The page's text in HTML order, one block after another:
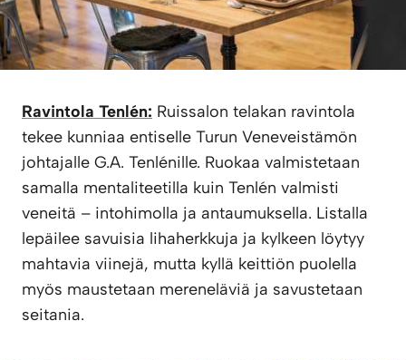
Ravintola Tenlén: Ruissalon telakan ravintola
tekee kunniaa entiselle Turun Veneveistämön
johtajalle G.A. Tenlénille. Ruokaa valmistetaan
samalla mentaliteetilla kuin Tenlén valmisti
veneitä – intohimolla ja antaumuksella. Listalla
lepäilee savuisia lihaherkkuja ja kylkeen löytyy
mahtavia viinejä, mutta kyllä keittiön puolella
myös maustetaan mereneläviä ja savustetaan
seitania.